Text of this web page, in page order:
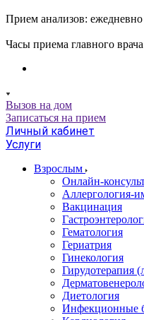
Прием анализов:
Часы приема главного
Вызов на дом
Записаться на прием
Личный кабинет
Услуги
Взрослым
Онлайн-
Аллергология-
Вакцинация
Гематология
Гериатрия
Гинекология
Гирудотерапия
Диетология
Инфекционные